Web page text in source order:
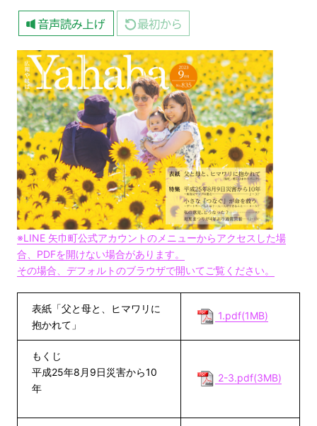
※LINE 矢巾町公式アカウントのメニューからアクセスした場
合、PDFを開けない場合があります。
その場合、デフォルトのブラウザで開いてご覧ください。
表紙「父と母と、ヒマワリに
抱かれて」
1.pdf(1MB)
もくじ
平成25年8月9日災害から10
年
2-3.pdf(3MB)